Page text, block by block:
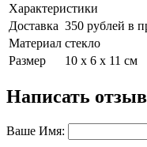
Характеристики
Доставка 350 рублей в
Материал стекло
Размер
10 х 6 х 11 см
Написать отзыв
Ваше Имя: